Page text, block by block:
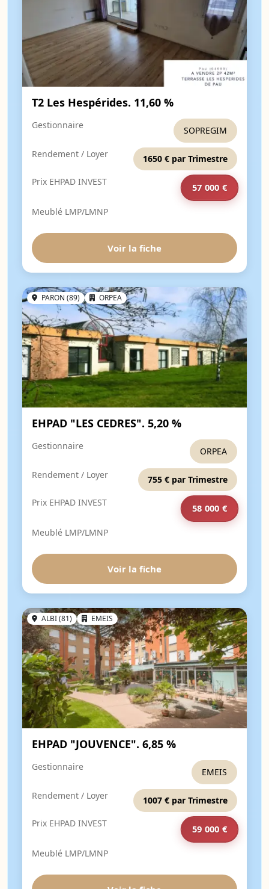
T2 Les Hespérides. 11,60 %
Gestionnaire SOPREGIM
Rendement / Loyer
1650 € par Trimestre
Prix EHPAD INVEST
57 000 €
Meublé LMP/LMNP
Voir la fiche
PARON (89) ORPEA
EHPAD "LES CEDRES". 5,20 %
Gestionnaire ORPEA
Rendement / Loyer
755 € par Trimestre
Prix EHPAD INVEST
58 000 €
Meublé LMP/LMNP
Voir la fiche
ALBI (81) EMEIS
EHPAD "JOUVENCE". 6,85 %
Gestionnaire EMEIS
Rendement / Loyer
1007 € par Trimestre
Prix EHPAD INVEST
59 000 €
Meublé LMP/LMNP